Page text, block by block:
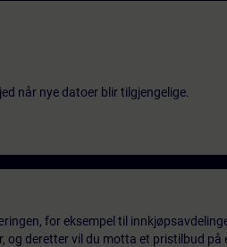
når nye datoer blir tilgjengelige.
for eksempel til
og deretter vil du motta et pristilbud på